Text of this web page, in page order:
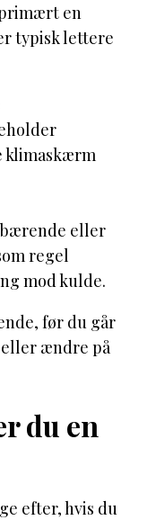
en
typisk lettere
klimaskærm
eller
regel
mod kulde.
før du går
eller ændre på
du en
efter, hvis du